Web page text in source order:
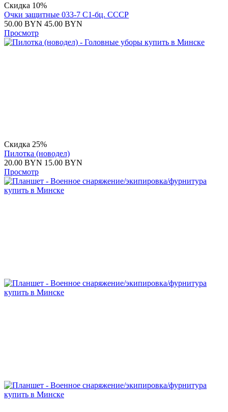
Скидка 10%
Очки защитные 033-7 С1-бц. СССР
50.00 BYN 45.00 BYN
Просмотр
Скидка 25%
Пилотка (новодел)
20.00 BYN 15.00 BYN
Просмотр